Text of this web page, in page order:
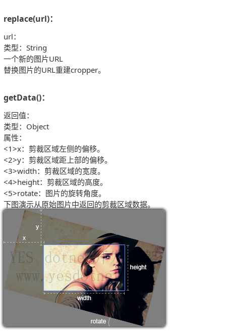
replace(url)：
url：
类型：String
一个新的图片URL
替换图片的URL重建cropper。
getData()：
返回值：
类型：Object
属性：
<1>x：剪裁区域左侧的偏移。
<2>y：剪裁区域距上部的偏移。
<3>width：剪裁区域的宽度。
<4>height：剪裁区域的高度。
<5>rotate：图片的旋转角度。
下图演示从原始图片中返回的剪裁区域数据。